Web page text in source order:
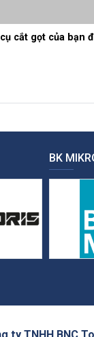
cắt gọt của bạn
BK